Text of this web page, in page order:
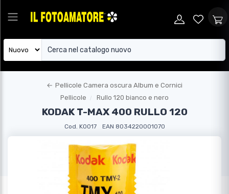
← Pellicole Camera oscura Album e Cornici
Pellicole
Rullo 120 bianco e nero
KODAK T-MAX 400 RULLO 120
Cod. KO017 EAN 8034220001070